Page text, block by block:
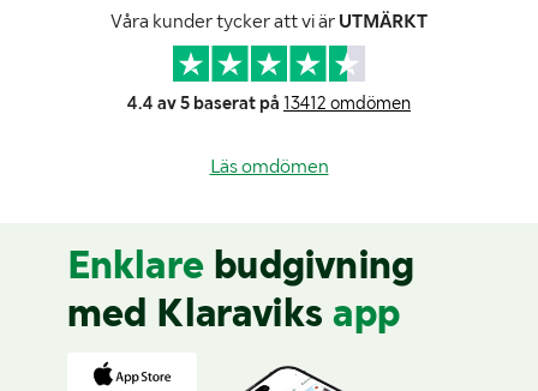
Våra kunder tycker att vi är UTMÄRKT
4.4 av 5 baserat på 13412 omdömen
Läs omdömen
Enklare budgivning
med Klaraviks app